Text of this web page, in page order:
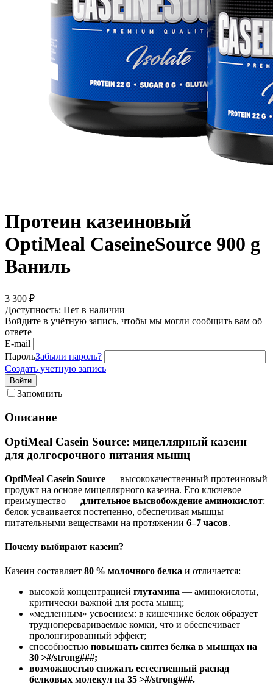
Протеин казеиновый
OptiMeal CaseineSource 900 g
Ваниль
3 300 ₽
Доступность: Нет в наличии
Войдите в учётную запись, чтобы мы могли сообщить вам об
ответе
E-mail
ПарольЗабыли пароль?
Создать учетную запись
Войти
Запомнить
Описание
OptiMeal Casein Source: мицеллярный казеин
для долгосрочного питания мышц
OptiMeal Casein Source — высококачественный протеиновый
продукт на основе мицеллярного казеина. Его ключевое
преимущество — длительное высвобождение аминокислот:
белок усваивается постепенно, обеспечивая мышцы
питательными веществами на протяжении 6–7 часов.
Почему выбирают казеин?
Казеин составляет 80 % молочного белка и отличается:
высокой концентрацией глутамина — аминокислоты,
критически важной для роста мышц;
«медленным» усвоением: в кишечнике белок образует
трудноперевариваемые комки, что и обеспечивает
пролонгированный эффект;
способностью повышать синтез белка в мышцах на
30 >#/strong###;
возможностью снижать естественный распад
белковых молекул на 35 >#/strong###.